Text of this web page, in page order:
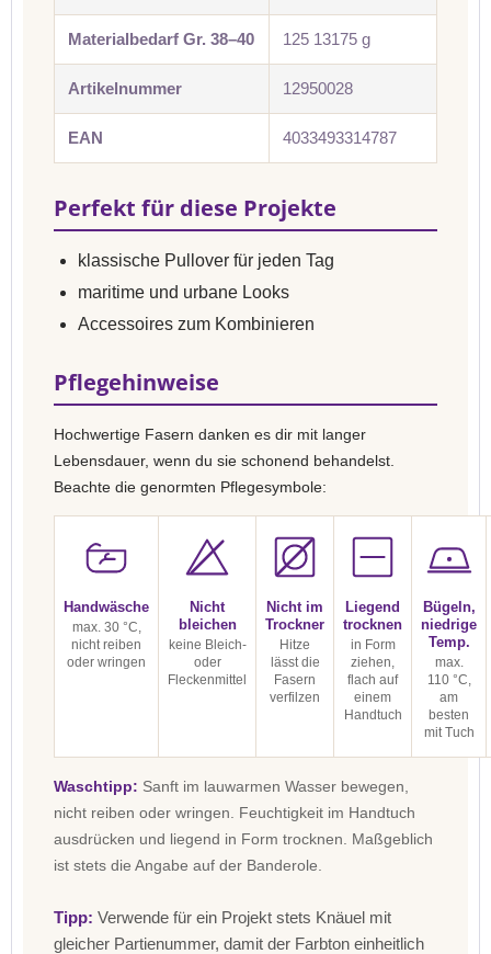
Materialbedarf Gr. 38–40 125 13175 g
Artikelnummer 12950028
EAN 4033493314787
Perfekt für diese Projekte
klassische Pullover für jeden Tag
maritime und urbane Looks
Accessoires zum Kombinieren
Pflegehinweise
Hochwertige Fasern danken es dir mit langer
Lebensdauer, wenn du sie schonend behandelst.
Beachte die genormten Pflegesymbole:
Handwäsche
max. 30 °C,
nicht reiben
oder wringen
Nicht
bleichen
keine Bleich-
oder
Fleckenmittel
Nicht im
Trockner
Hitze
lässt die
Fasern
verfilzen
Liegend
trocknen
in Form
ziehen,
flach auf
einem
Handtuch
Bügeln,
niedrige
Temp.
max.
110 °C,
am
besten
mit Tuch
Waschtipp: Sanft im lauwarmen Wasser bewegen,
nicht reiben oder wringen. Feuchtigkeit im Handtuch
ausdrücken und liegend in Form trocknen. Maßgeblich
ist stets die Angabe auf der Banderole.
Tipp: Verwende für ein Projekt stets Knäuel mit
gleicher Partienummer, damit der Farbton einheitlich